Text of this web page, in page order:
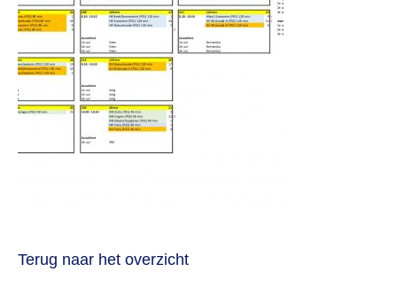
Terug naar het overzicht